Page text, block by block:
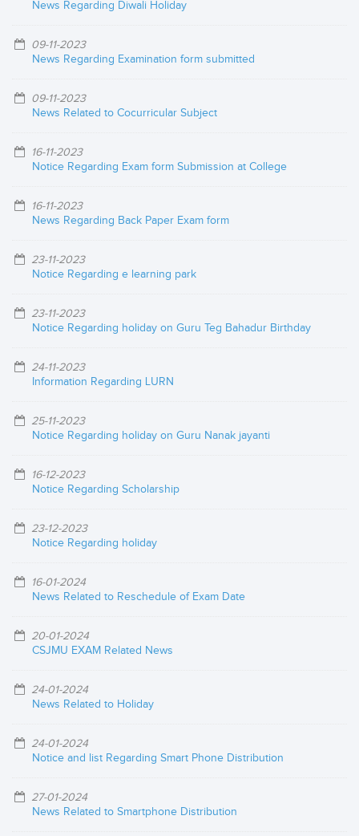
News Regarding Diwali Holiday
09-11-2023
News Regarding Examination form submitted
09-11-2023
News Related to Cocurricular Subject
16-11-2023
Notice Regarding Exam form Submission at College
16-11-2023
News Regarding Back Paper Exam form
23-11-2023
Notice Regarding e learning park
23-11-2023
Notice Regarding holiday on Guru Teg Bahadur Birthday
24-11-2023
Information Regarding LURN
25-11-2023
Notice Regarding holiday on Guru Nanak jayanti
16-12-2023
Notice Regarding Scholarship
23-12-2023
Notice Regarding holiday
16-01-2024
News Related to Reschedule of Exam Date
20-01-2024
CSJMU EXAM Related News
24-01-2024
News Related to Holiday
24-01-2024
Notice and list Regarding Smart Phone Distribution
27-01-2024
News Related to Smartphone Distribution